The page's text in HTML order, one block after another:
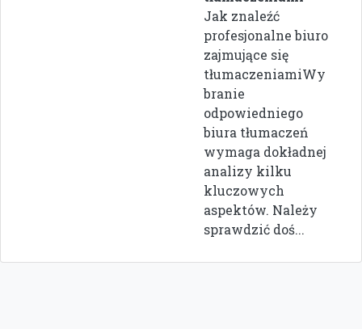
Jak znaleźć
profesjonalne biuro
zajmujące się
tłumaczeniamiWy
branie
odpowiedniego
biura tłumaczeń
wymaga dokładnej
analizy kilku
kluczowych
aspektów. Należy
sprawdzić doś...